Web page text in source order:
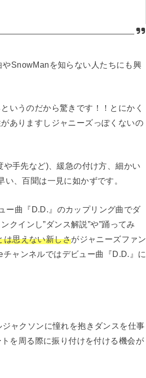
SnowManを知らない人たちにも興
いうのだから驚きです！！とにかく
ありますしジャニーズっぽくないの
手先など)、緩急の付け方、細かい
、百聞は一見に如かずです。
ー曲『D.D.』のカップリング曲でダ
クインし”ダンス解説”や”踊ってみ
は思えない新しさがジャニーズファン
ャンネルではデビュー曲『D.D.』に
ャクソンに憧れを抱きダンスを仕事
を周る際に振り付けを付ける機会が